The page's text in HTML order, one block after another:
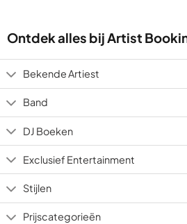
Ontdek alles bij Artist
Bekende Artiest
Band
DJ Boeken
Exclusief Entertainment
Stijlen
Prijscategorieën